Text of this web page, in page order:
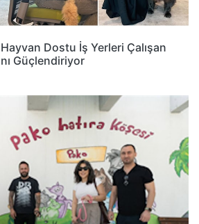
Dostu İş Yerleri Çalışan
Güçlendiriyor